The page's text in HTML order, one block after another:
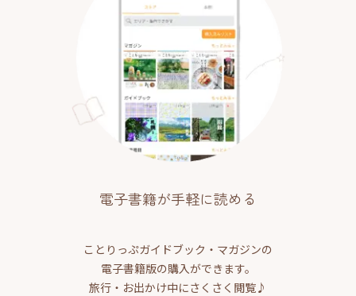
電子書籍が手軽に読める
ことりっぷガイドブック・マガジンの
電子書籍版の購入ができます。
旅行・お出かけ中にさくさく閲覧♪